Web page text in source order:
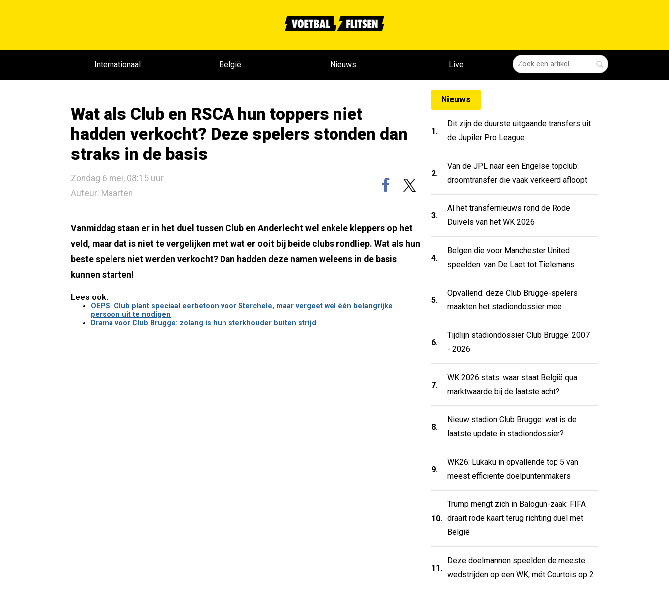
Internationaal België Nieuws Live
Wat als Club en RSCA hun toppers niet
hadden verkocht? Deze spelers stonden dan
straks in de basis
Zondag 6 mei, 08:15 uur
Auteur: Maarten
Vanmiddag staan er in het duel tussen Club en Anderlecht wel enkele kleppers op het
veld, maar dat is niet te vergelijken met wat er ooit bij beide clubs rondliep. Wat als hun
beste spelers niet werden verkocht? Dan hadden deze namen weleens in de basis
kunnen starten!
Lees ook:
OEPS! Club plant speciaal eerbetoon voor Sterchele, maar vergeet wel één belangrijke
persoon uit te nodigen
Drama voor Club Brugge: zolang is hun sterkhouder buiten strijd
Nieuws
1.
Dit zijn de duurste uitgaande transfers uit
de Jupiler Pro League
2.
Van de JPL naar een Engelse topclub:
droomtransfer die vaak verkeerd afloopt
3.
Al het transfernieuws rond de Rode
Duivels van het WK 2026
4.
Belgen die voor Manchester United
speelden: van De Laet tot Tielemans
5.
Opvallend: deze Club Brugge-spelers
maakten het stadiondossier mee
6.
Tijdlijn stadiondossier Club Brugge: 2007
- 2026
7.
WK 2026 stats: waar staat België qua
marktwaarde bij de laatste acht?
8.
Nieuw stadion Club Brugge: wat is de
laatste update in stadiondossier?
9.
WK26: Lukaku in opvallende top 5 van
meest efficiënte doelpuntenmakers
10.
Trump mengt zich in Balogun-zaak: FIFA
draait rode kaart terug richting duel met
België
11.
Deze doelmannen speelden de meeste
wedstrijden op een WK, mét Courtois op 2